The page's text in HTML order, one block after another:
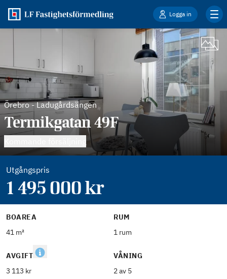
Logga in
Örebro-Ladugårdsängen
Termikgatan 49F
Utgångspris
1 495 000kr
BOAREA
41 m²
RUM
1 rum
AVGIFT
3 113 kr
VÅNING
2 av 5